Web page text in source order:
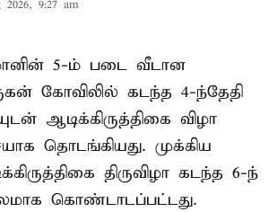
2026, 9:27 am
5-ம் படை வீடான
கோவிலில் கடந்த 4-ந்தேதி
ஆடிக்கிருத்திகை விழா
தொடங்கியது. முக்கிய
திருவிழா கடந்த 6-ந்
கொண்டாடப்பட்டது.